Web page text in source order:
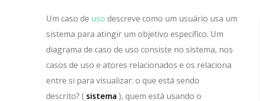
Um caso de uso descreve como um usuário usa um
sistema para atingir um objetivo específico. Um
diagrama de caso de uso consiste no sistema, nos
casos de uso e atores relacionados e os relaciona
entre si para visualizar: o que está sendo
descrito? ( sistema ), quem está usando o